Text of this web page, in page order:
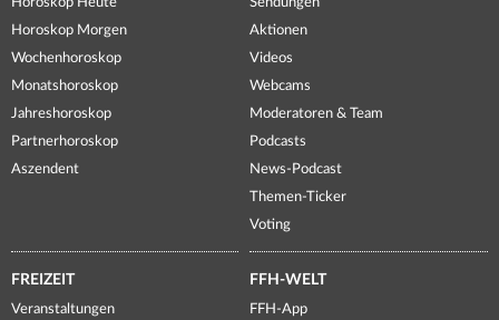
Horoskop Morgen
Wochenhoroskop
Monatshoroskop
Jahreshoroskop
Partnerhoroskop
Aszendent
Aktionen
Videos
Webcams
Moderatoren & Team
Podcasts
News-Podcast
Themen-Ticker
Voting
FREIZEIT
Veranstaltungen
FFH-WELT
FFH-App